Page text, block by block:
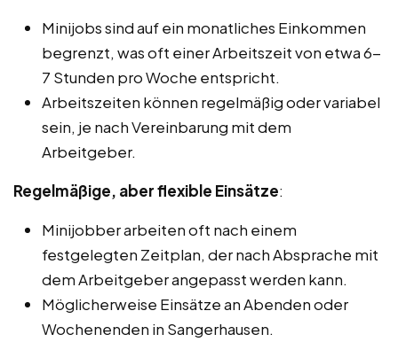
Minijobs sind auf ein monatliches Einkommen
begrenzt, was oft einer Arbeitszeit von etwa 6-
7 Stunden pro Woche entspricht.
Arbeitszeiten können regelmäßig oder variabel
sein, je nach Vereinbarung mit dem
Arbeitgeber.
Regelmäßige, aber flexible Einsätze:
Minijobber arbeiten oft nach einem
festgelegten Zeitplan, der nach Absprache mit
dem Arbeitgeber angepasst werden kann.
Möglicherweise Einsätze an Abenden oder
Wochenenden in Sangerhausen.